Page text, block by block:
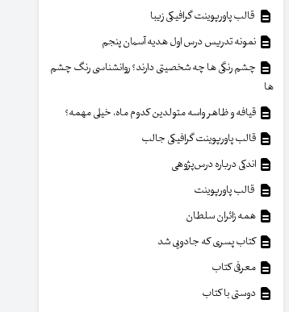
قالب پاورپوینت گرافیکی زیبا
نمونه تدریس درس اول هدیه آسمان پنجم
چشم رنگی ها چه شخصیتی دارند؟ روانشناسی رنگ چشم
ها
قیافه و ظاهر واسه متولدین کدوم ماه، خیلی مهمه؟
قالب پاورپوینت گرافیکی جالب
اندکی درباره درس‌پژوهی
قالب پاورپوینت
همه زائران سلطان
کتاب پسری که جادویی شد
معرفی کتاب
دوستی با کتاب